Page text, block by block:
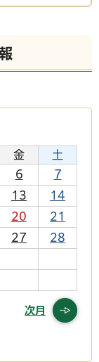
金
土
6
7
13
14
20
21
27
28
次月